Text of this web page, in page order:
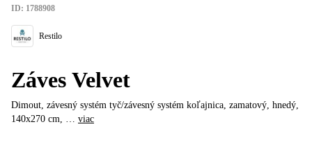
ID: 1788908
Restilo
Záves Velvet
Dimout, závesný systém tyč/závesný systém koľajnica, zamatový, hnedý,
140x270 cm, … viac